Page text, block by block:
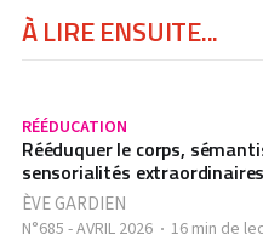
À LIRE ENSUITE...
RÉÉDUCATION
Rééduquer le corps,
sensorialités extraordinaires
ÈVE GARDIEN
N°685 - AVRIL 2026 16 min de